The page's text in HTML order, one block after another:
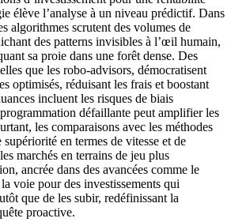
élève l’analyse à un niveau prédictif. Dans
algorithmes scrutent des volumes de
des patterns invisibles à l’œil humain,
sa proie dans une forêt dense. Des
que les robo-advisors, démocratisent
optimisés, réduisant les frais et boostant
incluent les risques de biais
défaillante peut amplifier les
les comparaisons avec les méthodes
en termes de vitesse et de
marchés en terrains de jeu plus
ancrée dans des avancées comme le
voie pour des investissements qui
que de les subir, redéfinissant la
proactive.